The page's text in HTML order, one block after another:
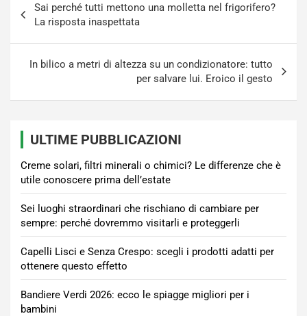
articoli
Sai perché tutti mettono una molletta nel frigorifero?
La risposta inaspettata
In bilico a metri di altezza su un condizionatore: tutto
per salvare lui. Eroico il gesto
ULTIME PUBBLICAZIONI
Creme solari, filtri minerali o chimici? Le differenze che è
utile conoscere prima dell’estate
Sei luoghi straordinari che rischiano di cambiare per
sempre: perché dovremmo visitarli e proteggerli
Capelli Lisci e Senza Crespo: scegli i prodotti adatti per
ottenere questo effetto
Bandiere Verdi 2026: ecco le spiagge migliori per i
bambini